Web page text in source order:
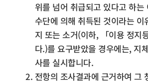
위를 넘어 취급되고 있다고 하는
수단에 의해 취득된 것이라는 이
지 또는 소거(이하, 「이용 정지
다.)를 요구받았을 경우에는, 지
사를 실시합니다.
전항의 조사결과에 근거하여 그